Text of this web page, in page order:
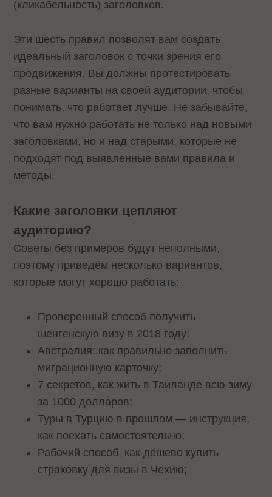
(кликабельность) заголовков.
Эти шесть правил позволят вам создать
идеальный заголовок с точки зрения его
продвижения. Вы должны протестировать
разные варианты на своей аудитории, чтобы
понимать, что работает лучше. Не забывайте,
что вам нужно работать не только над новыми
заголовками, но и над старыми, которые не
подходят под выявленные вами правила и
методы.
Какие заголовки цепляют
аудиторию?
Советы без примеров будут неполными,
поэтому приведём несколько вариантов,
которые могут хорошо работать:
Проверенный способ получить
шенгенскую визу в 2018 году;
Австралия: как правильно заполнить
миграционную карточку;
7 секретов, как жить в Таиланде всю зиму
за 1000 долларов;
Туры в Турцию в прошлом — инструкция,
как поехать самостоятельно;
Рабочий способ, как дёшево купить
страховку для визы в Чехию;